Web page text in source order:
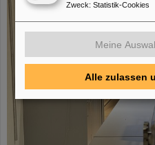
Zweck: Statistik-Cookies
Meine
Alle zulassen